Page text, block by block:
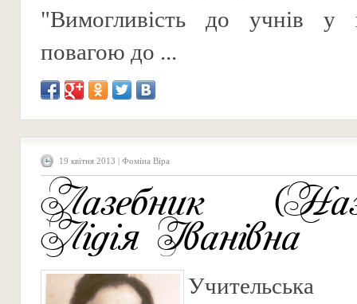
"Вимогливість до учнів у
повагою до ...
19 квітня 2013 | Фоміна Віра
Лазебник
Лідія Іванівна